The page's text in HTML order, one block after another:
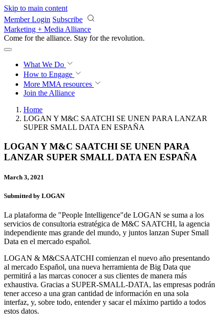
Skip to main content
Member Login Subscribe
Marketing + Media Alliance
Come for the alliance. Stay for the revolution.
What We Do
How to Engage
More MMA resources
Join the Alliance
Home
LOGAN Y M&C SAATCHI SE UNEN PARA LANZAR
SUPER SMALL DATA EN ESPAÑA
LOGAN Y M&C SAATCHI SE UNEN PARA
LANZAR SUPER SMALL DATA EN ESPAÑA
March 3, 2021
Submitted by LOGAN
La plataforma de "People Intelligence"de LOGAN se suma a los
servicios de consultoria estratégica de M&C SAATCHI, la agencia
independiente mas grande del mundo, y juntos lanzan Super Small
Data en el mercado español.
LOGAN & M&CSAATCHI comienzan el nuevo año presentando
al mercado Español, una nueva herramienta de Big Data que
permitirá a las marcas conocer a sus clientes de manera más
exhaustiva. Gracias a SUPER-SMALL-DATA, las empresas podrán
tener acceso a una gran cantidad de información en una sola
interfaz, y, sobre todo, entender y sacar el máximo partido a todos
estos datos.